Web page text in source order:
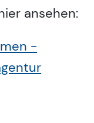
ansehen:
-